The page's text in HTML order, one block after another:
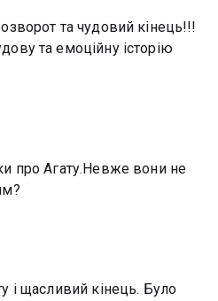
та чудовий кінець!!!
та емоційну історію
про Агату.Невже вони не
і щасливий кінець. Було